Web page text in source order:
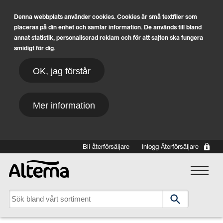
Denna webbplats använder cookies. Cookies är små textfiler som
placeras på din enhet och samlar information. De används till bland
annat statistik, personaliserad reklam och för att sajten ska fungera
smidigt för dig.
OK, jag förstår
Mer information
Hoppa till huvudinnehållBli återförsäljare Inlogg Återförsäljare